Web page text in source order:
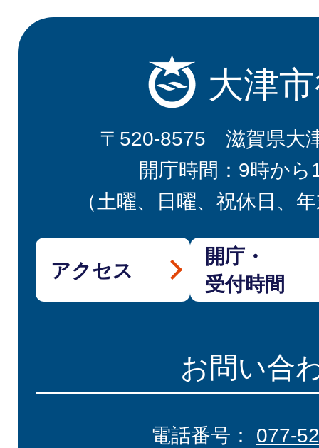
大津
〒520-8575 滋賀県大
開庁時間：9時から
（土曜、日曜、祝休日、
アクセス
開庁・
受付時間
お問い合
電話番号： 077-